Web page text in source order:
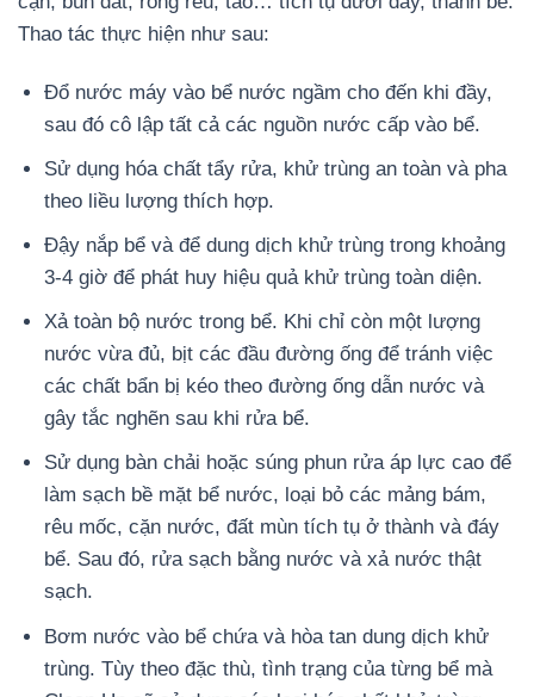
Thao tác thực hiện như sau:
Đổ nước máy vào bể nước ngầm cho đến khi đầy,
sau đó cô lập tất cả các nguồn nước cấp vào bể.
Sử dụng hóa chất tẩy rửa, khử trùng an toàn và pha
theo liều lượng thích hợp.
Đậy nắp bể và để dung dịch khử trùng trong khoảng
3-4 giờ để phát huy hiệu quả khử trùng toàn diện.
Xả toàn bộ nước trong bể. Khi chỉ còn một lượng
nước vừa đủ, bịt các đầu đường ống để tránh việc
các chất bẩn bị kéo theo đường ống dẫn nước và
gây tắc nghẽn sau khi rửa bể.
Sử dụng bàn chải hoặc súng phun rửa áp lực cao để
làm sạch bề mặt bể nước, loại bỏ các mảng bám,
rêu mốc, cặn nước, đất mùn tích tụ ở thành và đáy
bể. Sau đó, rửa sạch bằng nước và xả nước thật
sạch.
Bơm nước vào bể chứa và hòa tan dung dịch khử
trùng. Tùy theo đặc thù, tình trạng của từng bể mà